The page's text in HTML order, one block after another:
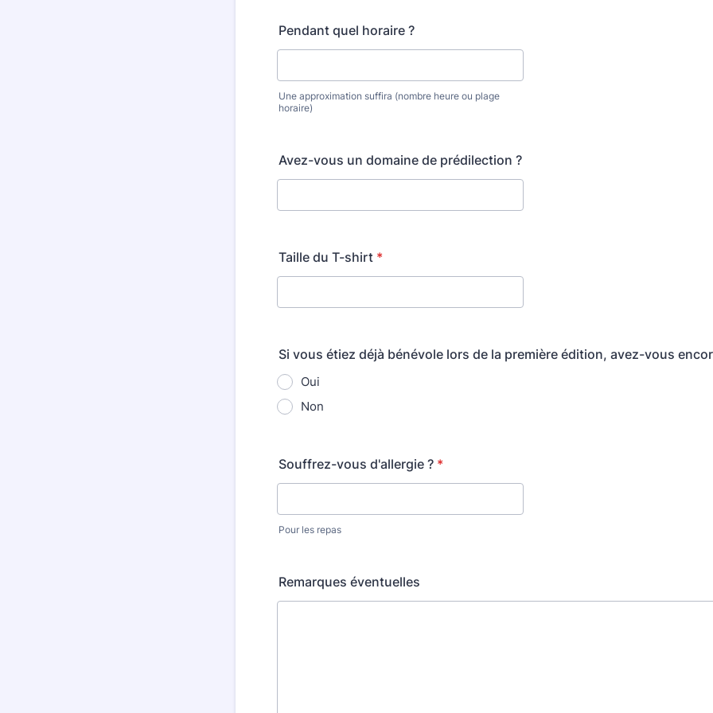
Pendant quel horaire ?
Une approximation suffira (nombre heure ou plage
horaire)
Avez-vous un domaine de prédilection ?
Taille du T-shirt *
Si vous étiez déjà bénévole lors de la première édition, avez-vous
Oui
Non
Souffrez-vous d'allergie ? *
Pour les repas
Remarques éventuelles